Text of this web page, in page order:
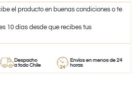
el producto en buenas condiciones o te
10 días desde que recibes tus
Despacho
a todo Chile
Envíos en menos de 24
horas